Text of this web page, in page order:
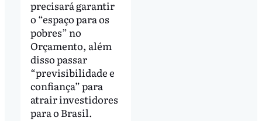
precisará garantir
o “espaço para os
pobres” no
Orçamento, além
disso passar
“previsibilidade e
confiança” para
atrair investidores
para o Brasil.